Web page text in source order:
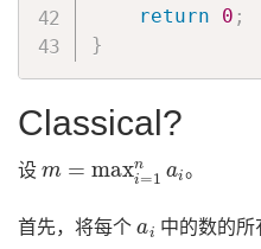
return
0 ;
}
Classical?
设
=1
。
首先，将每个
中的数的